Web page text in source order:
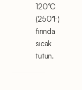
120°C
(250°F)
fırında
sıcak
tutun.